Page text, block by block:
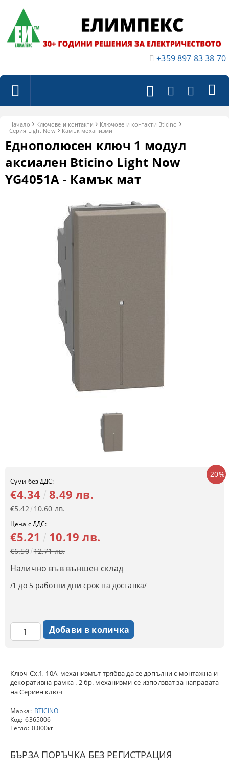
+359 897 83 38 70
Начало Ключове и контакти
Ключове и контакти Bticino
Серия Light Now
Камък механизми
Еднополюсен ключ 1 модул
аксиален Bticino Light Now
YG4051A - Камък мат
Ключ Сх.1, 10A, механизмът трябва да се допълни с монтажна и
декоративна рамка . 2 бр. механизми се използват за направата
на Сериен ключ
Марка: BTICINO
Код: 6365006
Тегло: 0.000кг
БЪРЗА ПОРЪЧКА БЕЗ РЕГИСТРАЦИЯ
-20%
Суми без ДДС:
€4.34 8.49 лв.
€5.42 10.60 лв.
Цена с ДДС:
€5.21 10.19 лв.
€6.50 12.71 лв.
Налично във външен склад
/1 до 5 работни дни срок на доставка/